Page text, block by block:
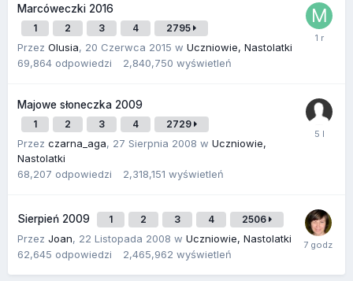
Marcóweczki 2016
1 2 3 4 2795
Przez Olusia, 20 Czerwca 2015 w Uczniowie, Nastolatki
69,864 odpowiedzi 2,840,750 wyświetleń
Majowe słoneczka 2009
1 2 3 4 2729
Przez czarna_aga, 27 Sierpnia 2008 w Uczniowie,
Nastolatki
68,207 odpowiedzi 2,318,151 wyświetleń
Sierpień 2009 1 2 3 4 2506
Przez Joan, 22 Listopada 2008 w Uczniowie, Nastolatki
62,645 odpowiedzi 2,465,962 wyświetleń